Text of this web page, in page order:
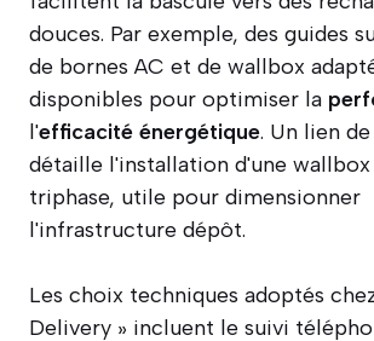
douces. Par exemple, des guides
de bornes AC et de wallbox
disponibles pour optimiser la
l'efficacité énergétique. Un lien
détaille l'installation d'une wallbox
triphase, utile pour dimensionner
l'infrastructure dépôt.
Les choix techniques adoptés
Delivery » incluent le suivi